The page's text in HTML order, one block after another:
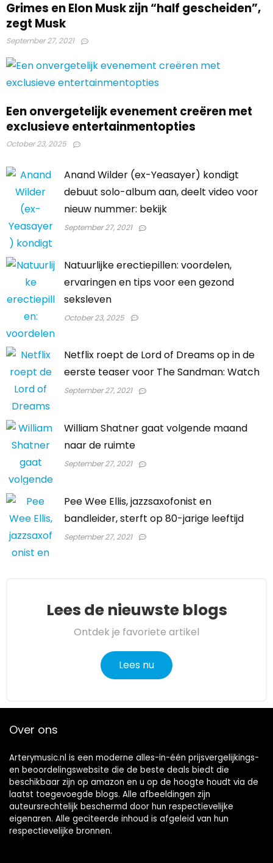
Grimes en Elon Musk zijn “half gescheiden”,
zegt Musk
September 27, 2021
Een onvergetelijk evenement creëren met
exclusieve entertainmentopties
October 23, 2025
Anand Wilder (ex-Yeasayer) kondigt
debuut solo-album aan, deelt video voor
nieuw nummer: bekijk
September 27, 2021
Natuurlijke erectiepillen: voordelen,
ervaringen en tips voor een gezond
seksleven
October 23, 2025
Netflix roept de Lord of Dreams op in de
eerste teaser voor The Sandman: Watch
September 27, 2021
William Shatner gaat volgende maand
naar de ruimte
September 27, 2021
Pee Wee Ellis, jazzsaxofonist en
bandleider, sterft op 80-jarige leeftijd
September 27, 2021
Lees de nieuwste blogs
Ontdek je favoriete artikel
Lees nu
Over ons
Arterymusic.nl is een moderne alles-in-één prijsvergelijkings-
en beoordelingswebsite die de beste deals biedt die
beschikbaar zijn op amazon en u op de hoogte houdt via de
laatst toegevoegde blogs. Alle afbeeldingen zijn
auteursrechtelijk beschermd door hun respectievelijke
eigenaren. Alle geciteerde inhoud is afgeleid van hun
respectievelijke bronnen.